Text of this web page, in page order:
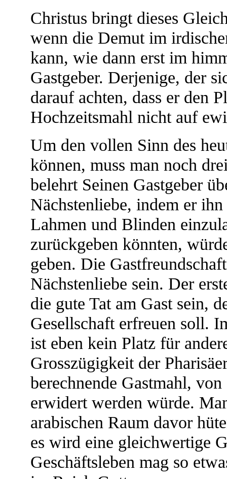
Christus bringt dieses
wenn die Demut im
kann, wie dann erst im
Gastgeber. Derjenige, der
darauf achten, dass er den
Hochzeitsmahl nicht auf
Um den vollen Sinn des
können, muss man noch
belehrt Seinen Gastgeber
Nächstenliebe, indem er
Lahmen und Blinden
zurückgeben könnten,
geben. Die
Nächstenliebe sein. Der
die gute Tat am Gast sein,
Gesellschaft erfreuen soll.
ist eben kein Platz für
Grosszügigkeit der
berechnende Gastmahl,
erwidert werden würde.
arabischen Raum davor
es wird eine gleichwertige
Geschäftsleben mag so